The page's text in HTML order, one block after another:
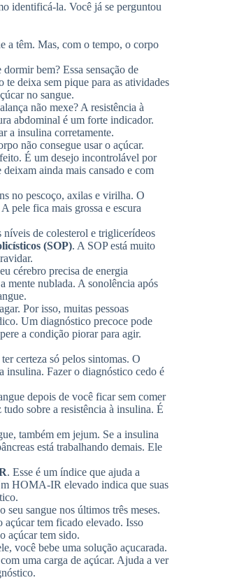
identificá-la. Você já se perguntou
a têm. Mas, com o tempo, o corpo
bem? Essa sensação de
te deixa sem pique para as atividades
no sangue.
não mexe? A resistência à
abdominal é um forte indicador.
a insulina corretamente.
não consegue usar o açúcar.
É um desejo incontrolável por
deixam ainda mais cansado e com
no pescoço, axilas e virilha. O
pele fica mais grossa e escura
níveis de colesterol e triglicerídeos
(SOP). A SOP está muito
cérebro precisa de energia
mente nublada. A sonolência após
Por isso, muitas pessoas
Um diagnóstico precoce pode
a condição piorar para agir.
certeza só pelos sintomas. O
insulina. Fazer o diagnóstico cedo é
depois de você ficar sem comer
sobre a resistência à insulina. É
também em jejum. Se a insulina
está trabalhando demais. Ele
. Esse é um índice que ajuda a
HOMA-IR elevado indica que suas
seu sangue nos últimos três meses.
tem ficado elevado. Isso
açúcar tem sido.
você bebe uma solução açucarada.
uma carga de açúcar. Ajuda a ver